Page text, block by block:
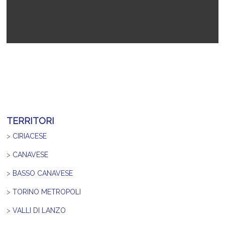
TERRITORI
> CIRIACESE
> CANAVESE
> BASSO CANAVESE
>TORINO METROPOLI
>VALLI DI LANZO